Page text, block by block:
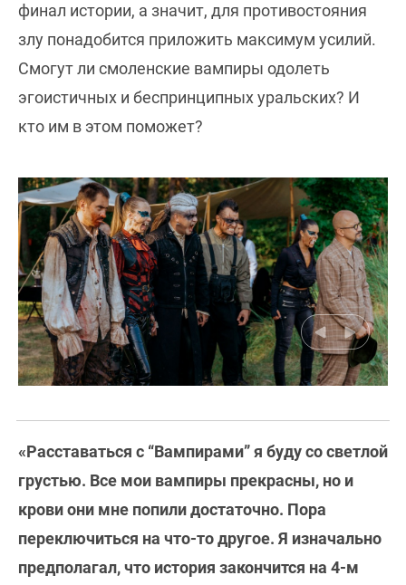
финал истории, а значит, для противостояния
злу понадобится приложить максимум усилий.
Смогут ли смоленские вампиры одолеть
эгоистичных и беспринципных уральских? И
кто им в этом поможет?
«Расставаться с “Вампирами” я буду со светлой
грустью. Все мои вампиры прекрасны, но и
крови они мне попили достаточно. Пора
переключиться на что-то другое. Я изначально
предполагал, что история закончится на 4-м